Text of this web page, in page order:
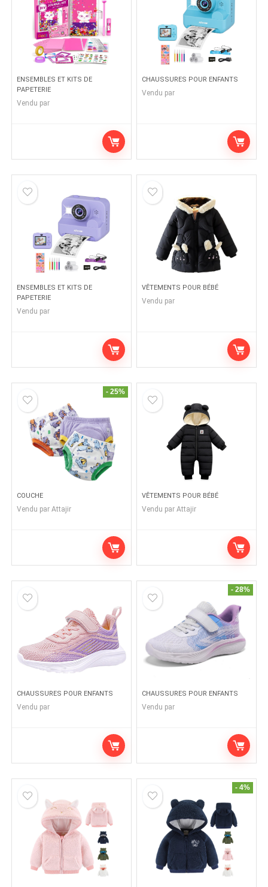
ENSEMBLES ET KITS DE
PAPETERIE
Vendu par
CHAUSSURES POUR ENFANTS
Vendu par
ENSEMBLES ET KITS DE
PAPETERIE
Vendu par
VÊTEMENTS POUR BÉBÉ
Vendu par
- 25%
COUCHE
Vendu par Attajir
VÊTEMENTS POUR BÉBÉ
Vendu par Attajir
CHAUSSURES POUR ENFANTS
Vendu par
- 28%
CHAUSSURES POUR ENFANTS
Vendu par
- 4%